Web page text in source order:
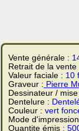
Vente générale :
Retrait de la
Valeur faciale : 10 f
Graveur : Pierre
Dessinateur /
Dentelure :
Couleur : vert
Mode
Quantite émis :